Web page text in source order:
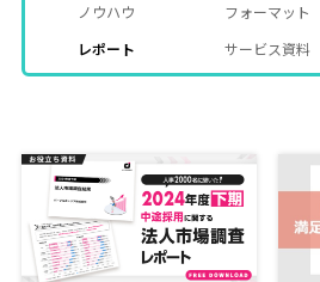
ノウハウ フォーマット
レポート
サービス資料